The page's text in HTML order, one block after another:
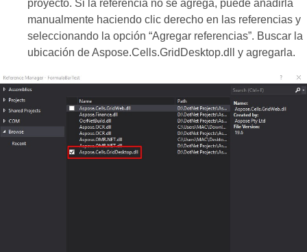
proyecto. Si la referencia no se agrega, puede añadirla
manualmente haciendo clic derecho en las referencias y
seleccionando la opción “Agregar referencias”. Buscar la
ubicación de Aspose.Cells.GridDesktop.dll y agregarla.